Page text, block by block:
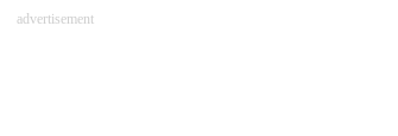
advertisement